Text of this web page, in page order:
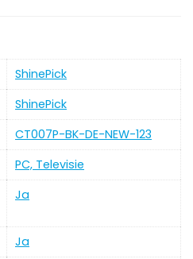
‎ShinePick
‎ShinePick
‎CT007P-BK-DE-NEW-123
‎PC, Televisie
‎Ja
‎Ja